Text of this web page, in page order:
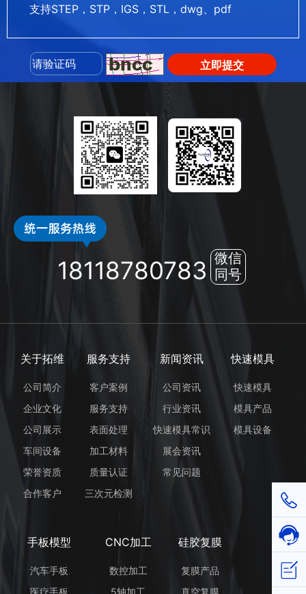
支持STEP，STP，IGS，STL，dwg、pdf
立即提交
18118780783 微信
同号
关于拓维
公司简介
企业文化
公司展示
车间设备
荣誉资质
合作客户
服务支持
客户案例
服务支持
表面处理
加工材料
质量认证
三次元检测
新闻资讯
公司资讯
行业资讯
快速模具常识
展会资讯
常见问题
快速模具
快速模具
模具产品
模具设备
手板模型
汽车手板
CNC加工
数控加工
硅胶复膜
复膜产品
在线
立即